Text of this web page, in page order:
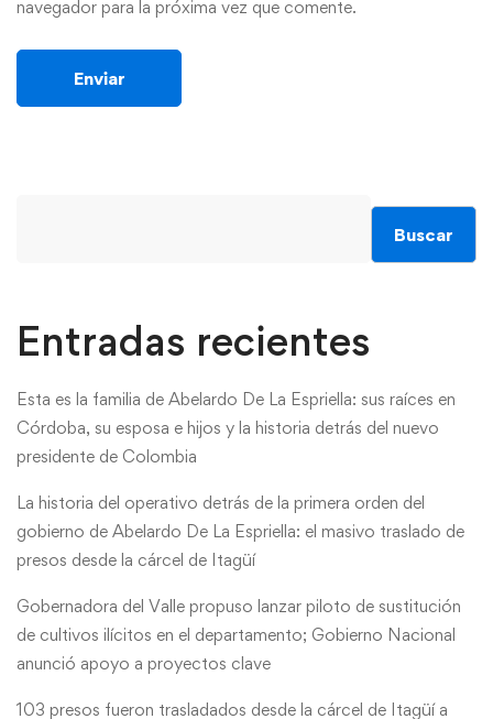
navegador para la próxima vez que comente.
Buscar
Entradas recientes
Esta es la familia de Abelardo De La Espriella: sus raíces en
Córdoba, su esposa e hijos y la historia detrás del nuevo
presidente de Colombia
La historia del operativo detrás de la primera orden del
gobierno de Abelardo De La Espriella: el masivo traslado de
presos desde la cárcel de Itagüí
Gobernadora del Valle propuso lanzar piloto de sustitución
de cultivos ilícitos en el departamento; Gobierno Nacional
anunció apoyo a proyectos clave
103 presos fueron trasladados desde la cárcel de Itagüí a